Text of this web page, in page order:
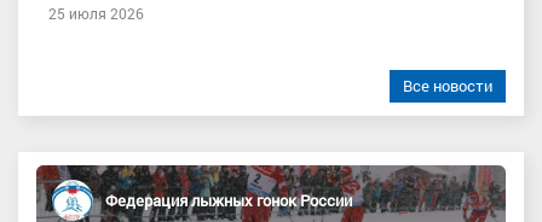
25 июля 2026
Все новости
Федерация лыжных гонок России